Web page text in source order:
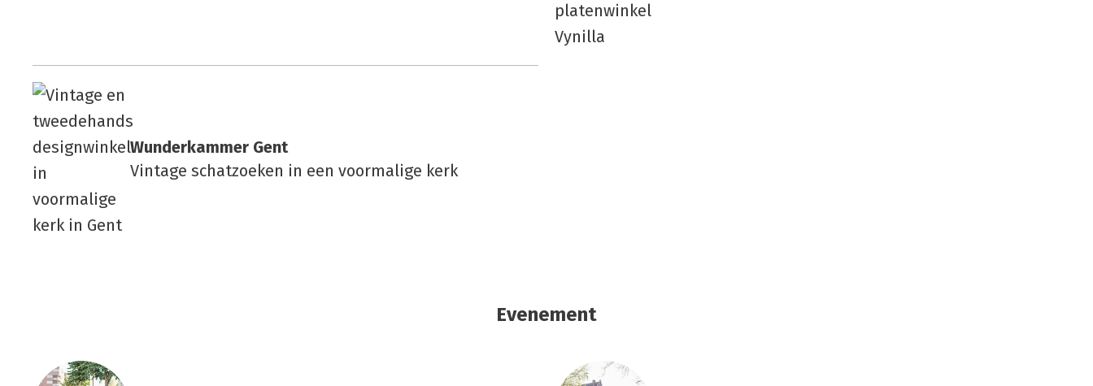
Wun­der­kam­mer Gent
Vintage schatzoeken in een voormalige kerk
Evenement